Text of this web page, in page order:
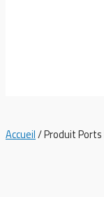
Accueil/ Produit